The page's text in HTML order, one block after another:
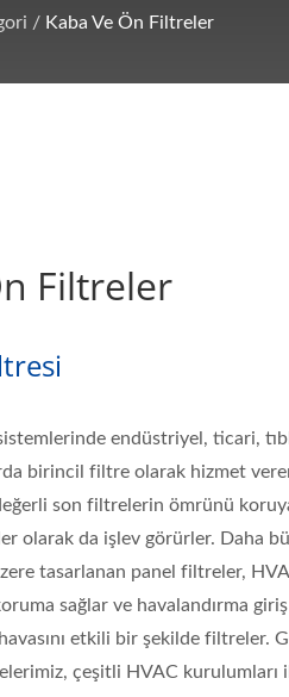
/ Kaba Ve Ön Filtreler
Filtreler
endüstriyel, ticari,
birincil filtre olarak hizmet
son filtrelerin ömrünü
olarak da işlev görürler. Daha
tasarlanan panel filtreler,
sağlar ve havalandırma giriş
etkili bir şekilde filtreler.
çeşitli HVAC kurulumları